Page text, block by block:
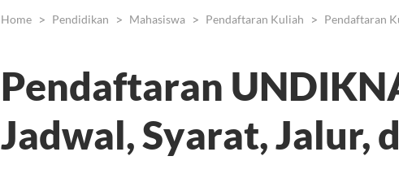
Home Pendidikan Mahasiswa Pendaftaran Kuliah Pendaftaran
Pendaftaran
Jadwal, Syarat, Jalur,